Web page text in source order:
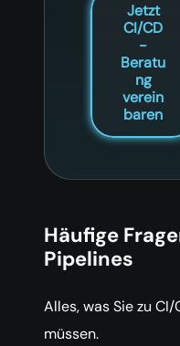
Jetzt
CI/CD
-
Beratu
ng
verein
baren
Häufige
Pipelines
Alles, was Sie zu
müssen.